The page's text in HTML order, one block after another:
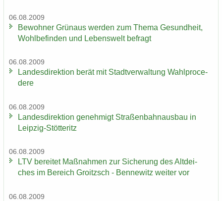
06.08.2009
Be­woh­ner Grün­aus wer­den zum Thema Ge­sund­heit,
Wohl­be­fin­den und Le­bens­welt be­fragt
06.08.2009
Lan­des­di­rek­ti­on berät mit Stadt­ver­wal­tung Wahlpro­ce­
de­re
06.08.2009
Lan­des­di­rek­ti­on ge­neh­migt Stra­ßen­bahn­aus­bau in
Leipzig-​Stötteritz
06.08.2009
LTV be­rei­tet Maß­nah­men zur Si­che­rung des Alt­dei­
ches im Be­reich Groitzsch - Ben­ne­witz wei­ter vor
06.08.2009